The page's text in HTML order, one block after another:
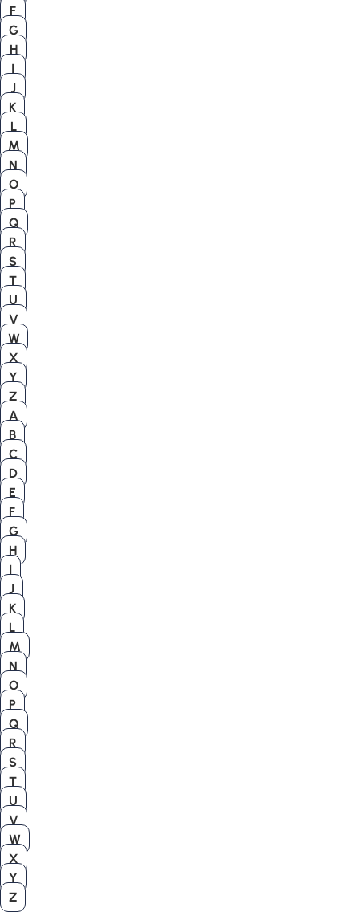
F
G
H
I
J
K
L
M
N
O
P
Q
R
S
T
U
V
W
X
Y
Z
A
B
C
D
E
F
G
H
I
J
K
L
M
N
O
P
Q
R
S
T
U
V
W
X
Y
Z